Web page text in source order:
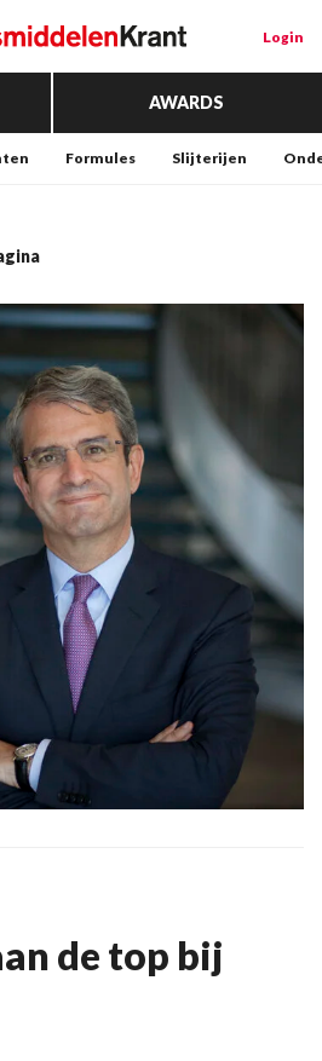
Login
AWARDS
Formules Slijterijen
de top bij